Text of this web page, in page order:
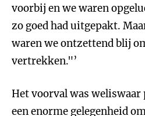
voorbij en we waren
zo goed had uitgepakt.
waren we ontzettend blij
vertrekken."’
Het voorval was
een enorme gelegenheid